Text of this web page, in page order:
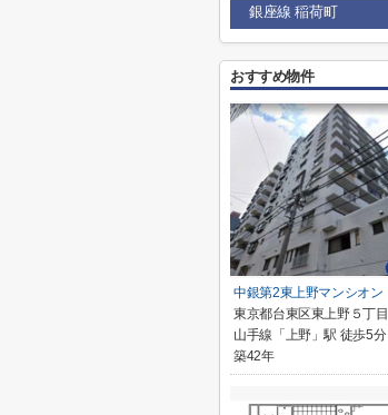
銀座線 稲荷町
おすすめ物件
中銀第2東上野マンシオン
東京都台東区東上野５丁目
山手線「上野」駅 徒歩5分
築42年